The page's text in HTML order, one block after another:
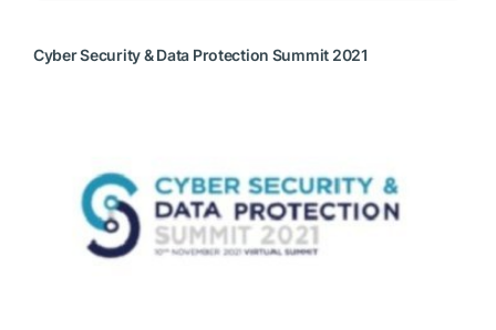
Cyber Security & Data Protection Summit 2021